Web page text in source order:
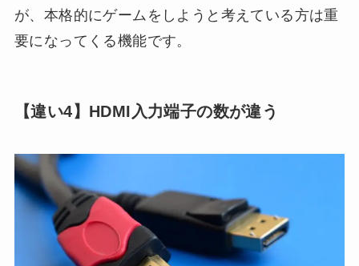
が、本格的にゲームをしようと考えている方は重
要になってくる機能です。
【違い4】HDMI入力端子の数が違う